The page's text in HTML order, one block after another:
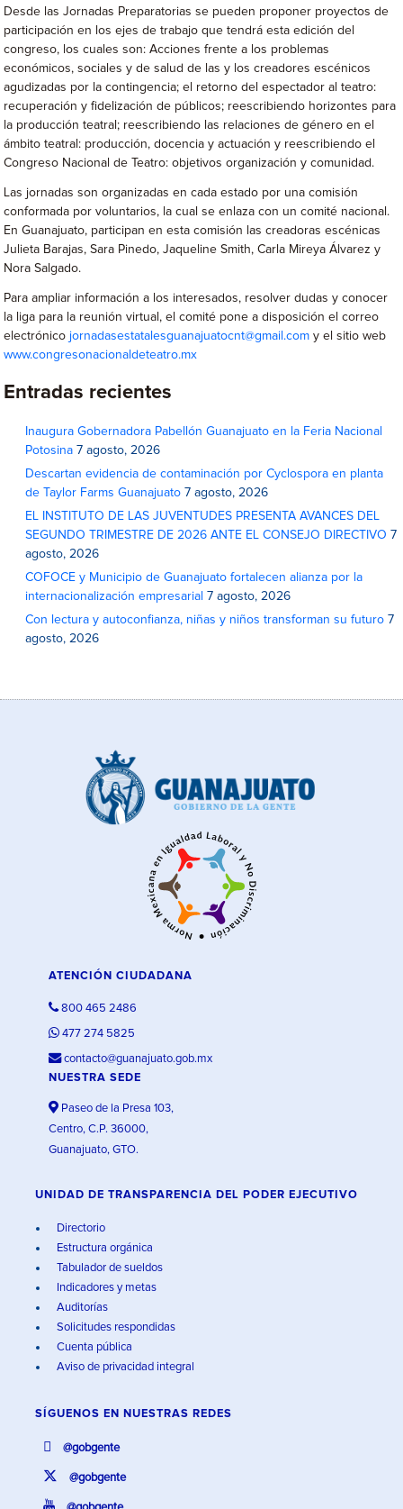
Desde las Jornadas Preparatorias se pueden proponer proyectos de
participación en los ejes de trabajo que tendrá esta edición del
congreso, los cuales son: Acciones frente a los problemas
económicos, sociales y de salud de las y los creadores escénicos
agudizadas por la contingencia; el retorno del espectador al teatro:
recuperación y fidelización de públicos; reescribiendo horizontes para
la producción teatral; reescribiendo las relaciones de género en el
ámbito teatral: producción, docencia y actuación y reescribiendo el
Congreso Nacional de Teatro: objetivos organización y comunidad.
Las jornadas son organizadas en cada estado por una comisión
conformada por voluntarios, la cual se enlaza con un comité nacional.
En Guanajuato, participan en esta comisión las creadoras escénicas
Julieta Barajas, Sara Pinedo, Jaqueline Smith, Carla Mireya Álvarez y
Nora Salgado.
Para ampliar información a los interesados, resolver dudas y conocer
la liga para la reunión virtual, el comité pone a disposición el correo
electrónico jornadasestatalesguanajuatocnt@gmail.com y el sitio web
www.congresonacionaldeteatro.mx
Entradas recientes
Inaugura Gobernadora Pabellón Guanajuato en la Feria Nacional
Potosina 7 agosto, 2026
Descartan evidencia de contaminación por Cyclospora en planta
de Taylor Farms Guanajuato 7 agosto, 2026
EL INSTITUTO DE LAS JUVENTUDES PRESENTA AVANCES DEL
SEGUNDO TRIMESTRE DE 2026 ANTE EL CONSEJO DIRECTIVO 7
agosto, 2026
COFOCE y Municipio de Guanajuato fortalecen alianza por la
internacionalización empresarial 7 agosto, 2026
Con lectura y autoconfianza, niñas y niños transforman su futuro 7
agosto, 2026
ATENCIÓN CIUDADANA
800 465 2486
477 274 5825
contacto@guanajuato.gob.mx
NUESTRA SEDE
Paseo de la Presa 103,
Centro, C.P. 36000,
Guanajuato, GTO.
UNIDAD DE TRANSPARENCIA DEL PODER EJECUTIVO
Directorio
Estructura orgánica
Tabulador de sueldos
Indicadores y metas
Auditorías
Solicitudes respondidas
Cuenta pública
Aviso de privacidad integral
SÍGUENOS EN NUESTRAS REDES
@gobgente
@gobgente